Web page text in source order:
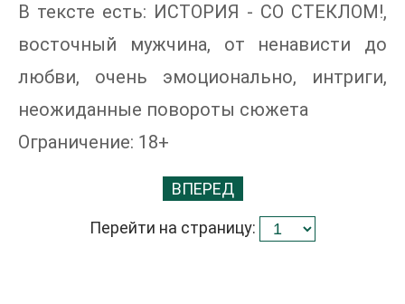
В тексте есть: ИСТОРИЯ - СО СТЕКЛОМ!,
восточный мужчина, от ненависти до
любви, очень эмоционально, интриги,
неожиданные повороты сюжета
Ограничение: 18+
ВПЕРЕД
Перейти на страницу: